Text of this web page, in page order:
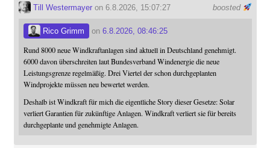
boosted
Till Westermayeron 6.8.2026, 15:07:27
Rico Grimm on 6.8.2026, 08:46:25
Rund 8000 neue Windkraftanlagen sind aktuell in Deutschland genehmigt.
6000 davon überschreiten laut Bundesverband Windenergie die neue
Leistungsgrenze regelmäßig. Drei Viertel der schon durchgeplanten
Windprojekte müssen neu bewertet werden.
Deshalb ist Windkraft für mich die eigentliche Story dieser Gesetze: Solar
verliert Garantien für zukünftige Anlagen. Windkraft verliert sie für bereits
durchgeplante und genehmigte Anlagen.